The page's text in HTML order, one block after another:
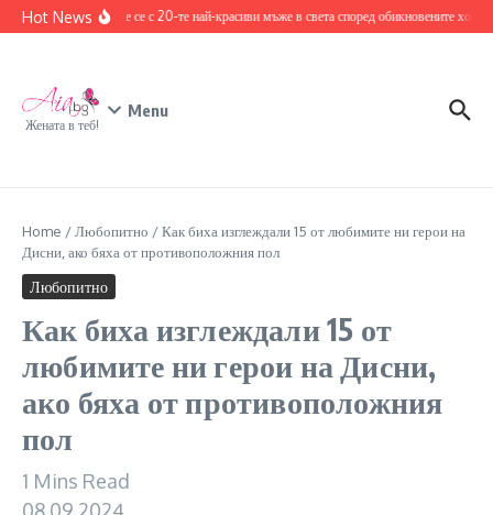
Skip to content
Hot News
Запознайте се с 20-те най-красиви мъже в света според обикновените хора
Жената в теб!
Menu
Home /Любопитно /Как биха изглеждали 15 от любимите ни герои на
Дисни, ако бяха от противоположния пол
Любопитно
Как биха изглеждали 15 от
любимите ни герои на Дисни,
ако бяха от противоположния
пол
1 Mins Read